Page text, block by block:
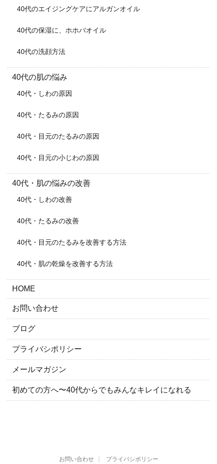
40代のエイジングケアにアルガンオイル
40代の保湿に、ホホバオイル
40代の洗顔方法
40代の肌の悩み
40代・しわの原因
40代・たるみの原因
40代・目元のたるみの原因
40代・目元の小じわの原因
40代・肌の悩みの改善
40代・しわの改善
40代・たるみの改善
40代・目元のたるみを改善する方法
40代・肌の乾燥を改善する方法
HOME
お問い合わせ
ブログ
プライバシポリシー
メールマガジン
初めての方へ〜40代からでもみんなキレイになれる
お問い合わせ プライバシポリシー